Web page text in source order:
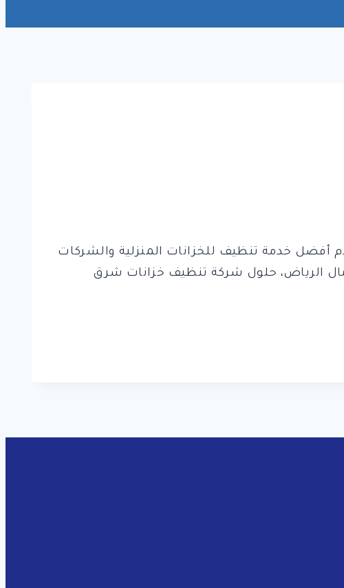
خدمة تنظيف للخزانات المنزلية والشركات
الرياض، حلول شركة تنظيف خزانات شرق